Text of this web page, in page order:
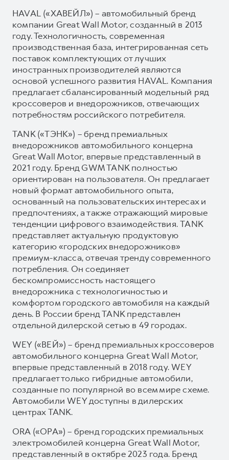
HAVAL («ХАВЕЙЛ») – автомобильный бренд
компании Great Wall Motor, созданный в 2013
году. Технологичность, современная
производственная база, интегрированная сеть
поставок комплектующих от лучших
иностранных производителей являются
основой успешного развития HAVAL. Компания
предлагает сбалансированный модельный ряд
кроссоверов и внедорожников, отвечающих
потребностям российского потребителя.
TANK («ТЭНК») – бренд премиальных
внедорожников автомобильного концерна
Great Wall Motor, впервые представленный в
2021 году. Бренд GWM TANK полностью
ориентирован на пользователя. Он предлагает
новый формат автомобильного опыта,
основанный на пользовательских интересах и
предпочтениях, а также отражающий мировые
тенденции цифрового взаимодействия. TANK
представляет актуальную продуктовую
категорию «городских внедорожников»
премиум-класса, отвечая тренду современного
потребления. Он соединяет
бескомпромиссность настоящего
внедорожника с технологичностью и
комфортом городского автомобиля на каждый
день. В России бренд TANK представлен
отдельной дилерской сетью в 49 городах.
WEY («ВЕЙ») – бренд премиальных кроссоверов
автомобильного концерна Great Wall Motor,
впервые представленный в 2018 году. WEY
предлагает только гибридные автомобили,
созданные по популярной во всем мире схеме.
Автомобили WEY доступны в дилерских
центрах TANK.
ORA («ОРА») – бренд городских премиальных
электромобилей концерна Great Wall Motor,
представленный в октябре 2023 года. Бренд